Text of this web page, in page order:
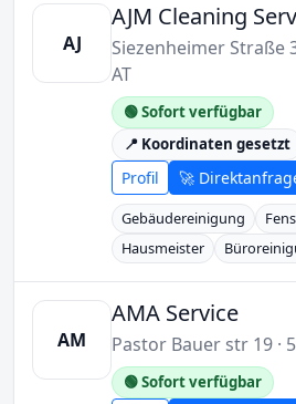
AJ
AJM Cleaning
Siezenheimer Straße
AT
🟢 Sofort verfügbar
📍 Koordinaten gesetzt
Profil 🚀
Gebäudereinigung
Hausmeister
AM
AMA Service
Pastor Bauer str 19 ·
🟢 Sofort verfügbar